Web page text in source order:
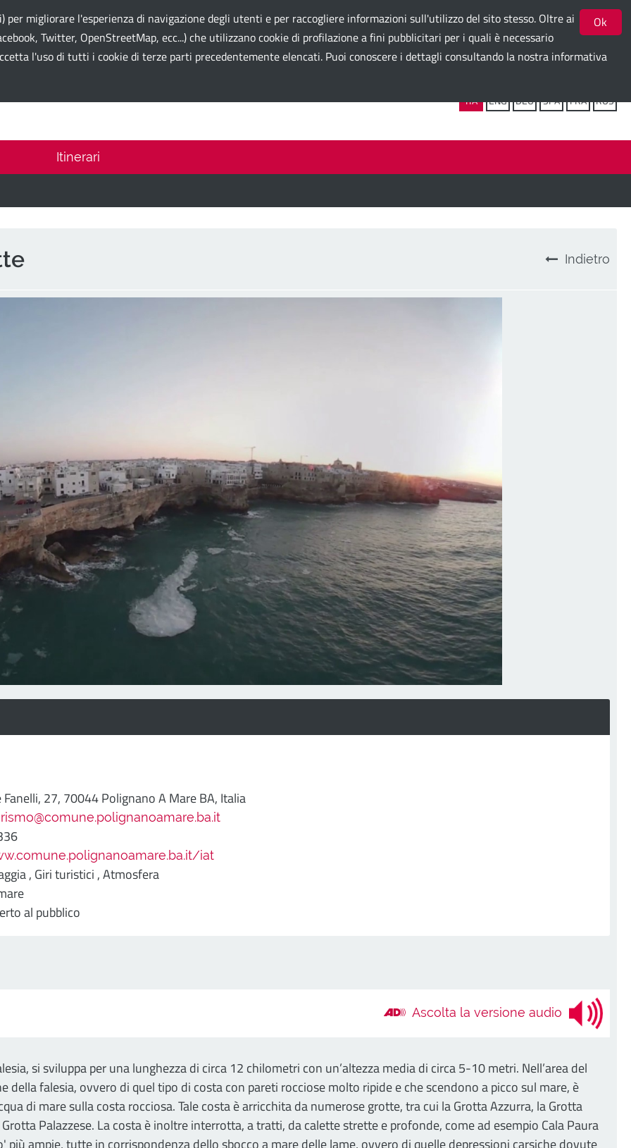
Ok
migliorare l'esperienza di navigazione degli utenti e per raccogliere informazioni sull'utilizzo del sito stesso. Oltre ai
Twitter, OpenStreetMap, ecc...) che utilizzano cookie di profilazione a fini pubblicitari per i quali è necessario
l'uso di tutti i cookie di terze parti precedentemente elencati. Puoi conoscere i dettagli consultando la nostra informativa
ITA ENG DEU SPA FRA RUS
Itinerari
Indietro
Fanelli, 27, 70044 Polignano A Mare BA, Italia
iat
, Giri turistici ,Atmosfera
al pubblico
Ascolta la versione audio
si sviluppa per una lunghezza di circa 12 chilometri con un’altezza media di circa 5-10 metri. Nell’area del
falesia, ovvero di quel tipo di costa con pareti rocciose molto ripide e che scendono a picco sul mare, è
di mare sulla costa rocciosa. Tale costa è arricchita da numerose grotte, tra cui la Grotta Azzurra, la Grotta
Palazzese. La costa è inoltre interrotta, a tratti, da calette strette e profonde, come ad esempio Cala Paura
più ampie, tutte in corrispondenza dello sbocco a mare delle lame, ovvero di quelle depressioni carsiche dovute